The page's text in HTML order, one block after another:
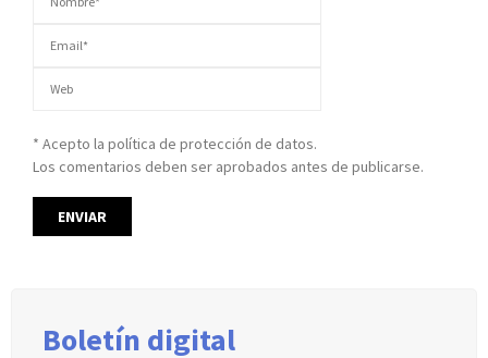
* Acepto la política de protección de datos.
Los comentarios deben ser aprobados antes de publicarse.
Boletín digital